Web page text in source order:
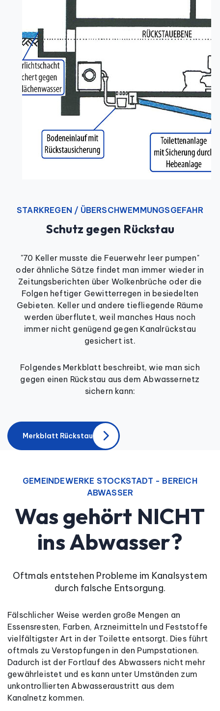
STARKREGEN / ÜBERSCHWEMMUNGSGEFAHR
Schutz gegen Rückstau
"70 Keller musste die Feuerwehr leer pumpen"
oder ähnliche Sätze findet man immer wieder in
Zeitungsberichten über Wolkenbrüche oder die
Folgen heftiger Gewitterregen in besiedelten
Gebieten. Keller und andere tiefliegende Räume
werden überflutet, weil manches Haus noch
immer nicht genügend gegen Kanalrückstau
gesichert ist.
Folgendes Merkblatt beschreibt, wie man sich
gegen einen Rückstau aus dem Abwassernetz
sichern kann:
Merkblatt Rückstau
GEMEINDEWERKE STOCKSTADT - BEREICH
ABWASSER
Was gehört NICHT
ins Abwasser?
Oftmals entstehen Probleme im Kanalsystem
durch falsche Entsorgung.
Fälschlicher Weise werden große Mengen an
Essensresten, Farben, Arzneimitteln und Feststoffe
vielfältigster Art in der Toilette entsorgt. Dies führt
oftmals zu Verstopfungen in den Pumpstationen.
Dadurch ist der Fortlauf des Abwassers nicht mehr
gewährleistet und es kann unter Umständen zum
unkontrollierten Abwasseraustritt aus dem
Kanalnetz kommen.